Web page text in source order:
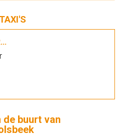
TAXI'S
de buurt van